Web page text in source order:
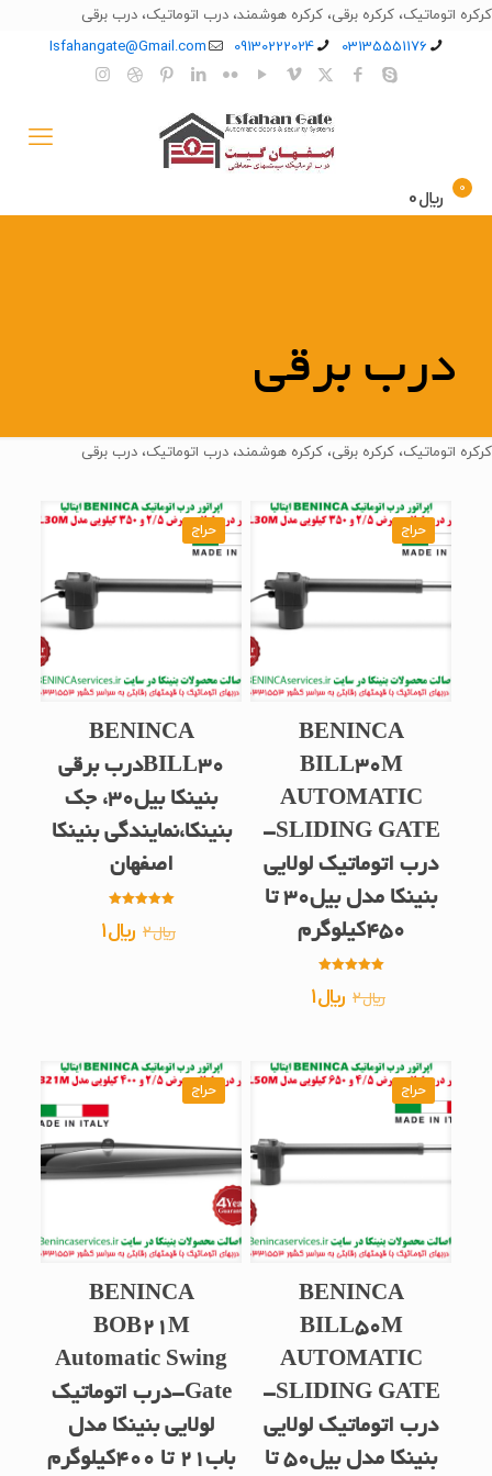
کرکره اتوماتیک، کرکره برقی، کرکره هوشمند، درب اتوماتیک، درب برقی
03135551176
09130222024
Isfahangate@Gmail.com
0 ﷼0
درب برقی
کرکره اتوماتیک، کرکره برقی، کرکره هوشمند، درب اتوماتیک، درب برقی
حراج
BENINCA
BILL30M
AUTOMATIC
SLIDING GATE-
درب اتوماتیک لولایی
بنینکا مدل بیل30 تا
450کیلوگرم
5.00
از 5 ﷼2 قیمت
﷼2
بود.
﷼1
﷼1
است.
حراج
BENINCA
BILL30درب برقی
بنینکا بیل30، جک
بنینکا،نمایندگی بنینکا
اصفهان
5.00
از 5 ﷼2 قیمت
﷼1قیمت
حراج
BENINCA
BILL50M
AUTOMATIC
SLIDING GATE-
درب اتوماتیک لولایی
بنینکا مدل بیل50 تا
حراج
BENINCA
BOB21M
Automatic Swing
Gate-درب اتوماتیک
لولایی بنینکا مدل
باب21 تا 400کیلوگرم